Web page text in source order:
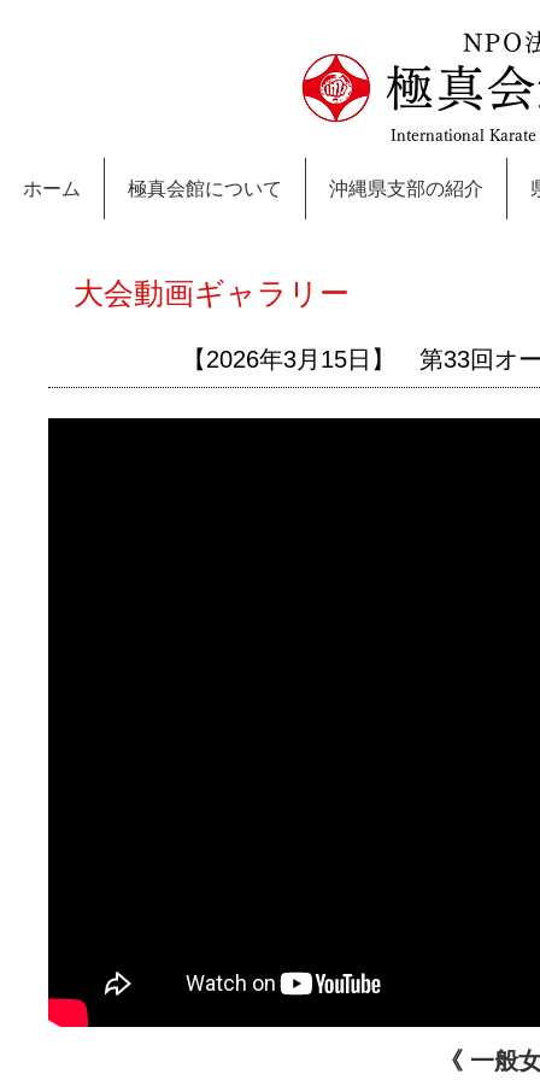
NPO
極真
International
ホーム 極真会館について 沖縄県支部の紹介
大会動画ギャラリー
【2026年3月15日】 第33回オ
《 一般